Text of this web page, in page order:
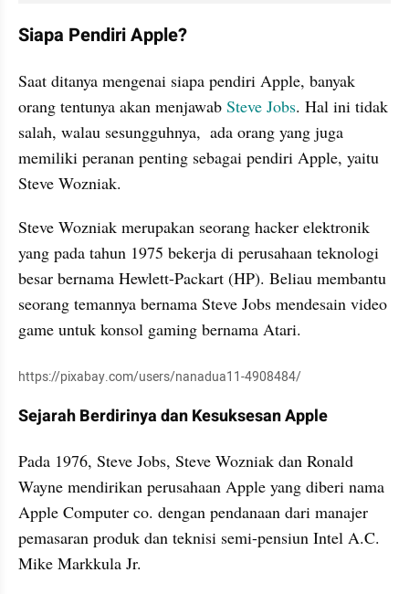
Siapa Pendiri Apple?
Saat ditanya mengenai siapa pendiri Apple, banyak
orang tentunya akan menjawab Steve Jobs. Hal ini tidak
salah, walau sesungguhnya,  ada orang yang juga
memiliki peranan penting sebagai pendiri Apple, yaitu
Steve Wozniak.
Steve Wozniak merupakan seorang hacker elektronik
yang pada tahun 1975 bekerja di perusahaan teknologi
besar bernama Hewlett-Packart (HP). Beliau membantu
seorang temannya bernama Steve Jobs mendesain video
game untuk konsol gaming bernama Atari.
https://pixabay.com/users/nanadua11-4908484/
Sejarah Berdirinya dan Kesuksesan Apple
Pada 1976, Steve Jobs, Steve Wozniak dan Ronald
Wayne mendirikan perusahaan Apple yang diberi nama
Apple Computer co. dengan pendanaan dari manajer
pemasaran produk dan teknisi semi-pensiun Intel A.C.
Mike Markkula Jr.